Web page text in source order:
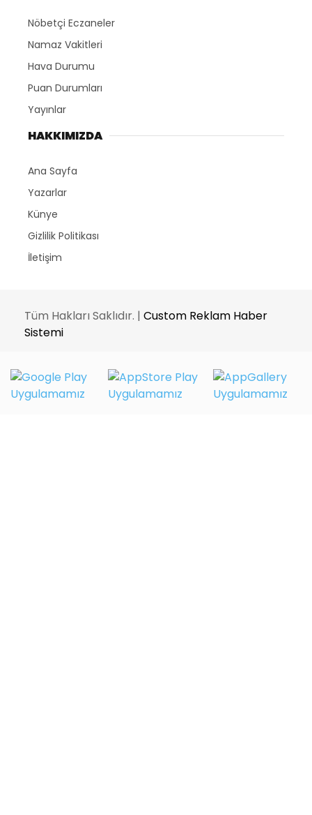
Nöbetçi Eczaneler
Namaz Vakitleri
Hava Durumu
Puan Durumları
Yayınlar
HAKKIMIZDA
Ana Sayfa
Yazarlar
Künye
Gizlilik Politikası
İletişim
Tüm Hakları Saklıdır. | Custom Reklam Haber
Sistemi